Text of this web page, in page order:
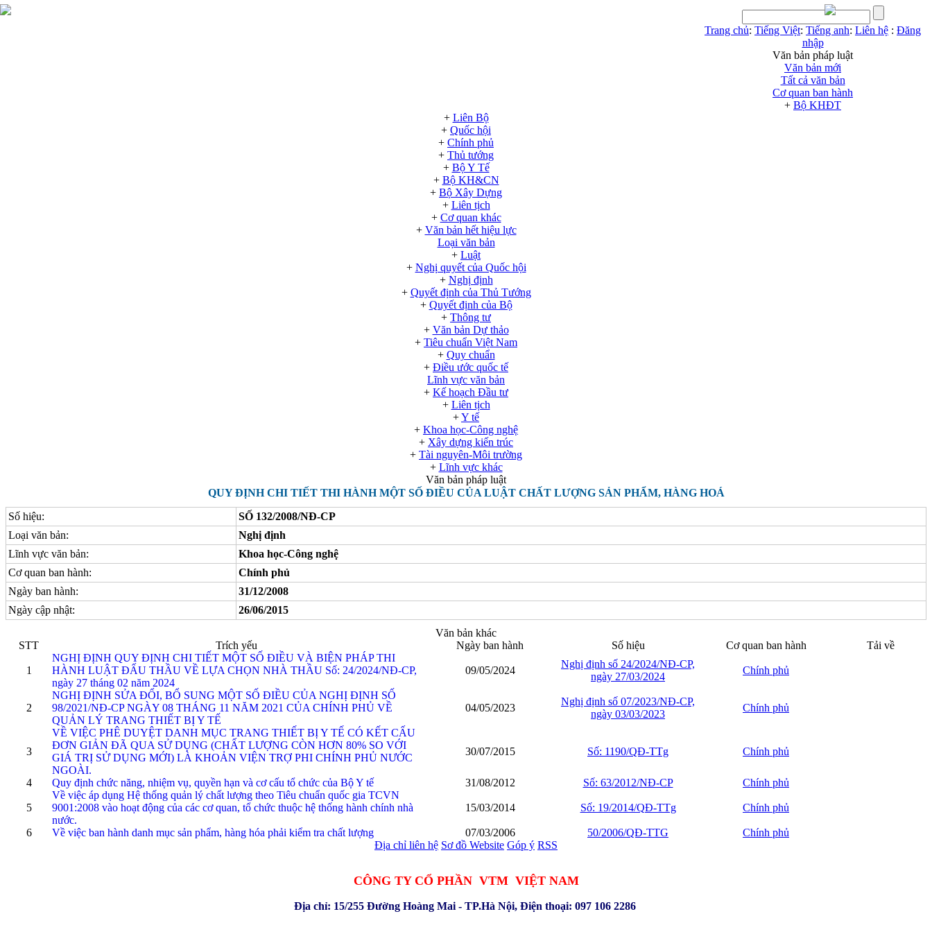
Trang chủ: Tiếng Việt: Tiếng anh: Liên hệ : Đăng
nhập
Văn bản pháp luật
Văn bản mới
Tất cả văn bản
Cơ quan ban hành
+ Bộ KHĐT
+ Liên Bộ
+ Quốc hội
+ Chính phủ
+ Thủ tướng
+ Bộ Y Tế
+ Bộ KH&CN
+ Bộ Xây Dựng
+ Liên tịch
+ Cơ quan khác
+ Văn bản hết hiệu lực
Loại văn bản
+ Luật
+ Nghị quyết của Quốc hội
+ Nghị định
+ Quyết định của Thủ Tướng
+ Quyết định của Bộ
+ Thông tư
+ Văn bản Dự thảo
+ Tiêu chuẩn Việt Nam
+ Quy chuẩn
+ Điều ước quốc tế
Lĩnh vực văn bản
+ Kế hoạch Đầu tư
+ Liên tịch
+Y tế
+ Khoa học-Công nghệ
+ Xây dựng kiến trúc
+ Tài nguyên-Môi trường
+ Lĩnh vực khác
Văn bản pháp luật
QUY ĐỊNH CHI TIẾT THI HÀNH MỘT SỐ ĐIỀU CỦA LUẬT CHẤT LƯỢNG SẢN PHẨM, HÀNG HOÁ
Số hiệu:
SỐ 132/2008/NĐ-CP
Loại văn bản:
Nghị định
Lĩnh vực văn bản:
Khoa học-Công nghệ
Cơ quan ban hành:
Chính phủ
Ngày ban hành:
31/12/2008
Ngày cập nhật:
26/06/2015
Văn bản khác
STT
Trích yếu Ngày ban hành Số hiệu Cơ quan ban hành Tải về
1
NGHỊ ĐỊNH QUY ĐỊNH CHI TIẾT MỘT SỐ ĐIỀU VÀ BIỆN PHÁP THI
HÀNH LUẬT ĐẤU THẦU VỀ LỰA CHỌN NHÀ THẦU Số: 24/2024/NĐ-CP,
ngày 27 tháng 02 năm 2024
09/05/2024
Nghị định số 24/2024/NĐ-CP,
ngày 27/03/2024
Chính phủ
2
NGHỊ ĐỊNH SỬA ĐỔI, BỔ SUNG MỘT SỐ ĐIỀU CỦA NGHỊ ĐỊNH SỐ
98/2021/NĐ-CP NGÀY 08 THÁNG 11 NĂM 2021 CỦA CHÍNH PHỦ VỀ
QUẢN LÝ TRANG THIẾT BỊ Y TẾ
04/05/2023
Nghị định số 07/2023/NĐ-CP,
ngày 03/03/2023
Chính phủ
3
VỀ VIỆC PHÊ DUYỆT DANH MỤC TRANG THIẾT BỊ Y TẾ CÓ KẾT CẤU
ĐƠN GIẢN ĐÃ QUA SỬ DỤNG (CHẤT LƯỢNG CÒN HƠN 80% SO VỚI
GIÁ TRỊ SỬ DỤNG MỚI) LÀ KHOẢN VIỆN TRỢ PHI CHÍNH PHỦ NƯỚC
NGOÀI.
30/07/2015 Số: 1190/QĐ-TTg Chính phủ
4 Quy định chức năng, nhiệm vụ, quyền hạn và cơ cấu tổ chức của Bộ Y tế 31/08/2012 Số: 63/2012/NĐ-CP Chính phủ
5
Về việc áp dụng Hệ thống quản lý chất lượng theo Tiêu chuẩn quốc gia TCVN
9001:2008 vào hoạt động của các cơ quan, tổ chức thuộc hệ thống hành chính nhà
nước.
15/03/2014 Số: 19/2014/QĐ-TTg Chính phủ
6 Về việc ban hành danh mục sản phẩm, hàng hóa phải kiểm tra chất lượng 07/03/2006 50/2006/QĐ-TTG
Chính phủ
Địa chỉ liên hệ Sơ đồ Website Góp ý RSS
CÔNG TY CỔ PHẦN VTM VIỆT NAM
Địa chỉ: 15/255 Đường Hoàng Mai - TP.Hà Nội, Điện thoại: 097 106 2286